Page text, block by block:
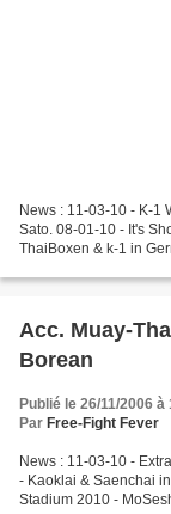
News : 11-03-10 - K-1
Sato. 08-01-10 - It's
ThaiBoxen & k-1 in
Acc. Muay-
Borean
Publié le 26/11/2006 à
Par Free-Fight Fever
News : 11-03-10 -
- Kaoklai & Saenchai
Stadium 2010 -